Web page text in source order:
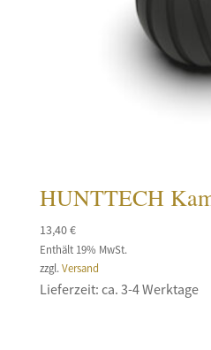
HUNTTECH
13,40€
Enthält 19% MwSt.
zzgl. Versand
Lieferzeit: ca. 3-4 Werktage